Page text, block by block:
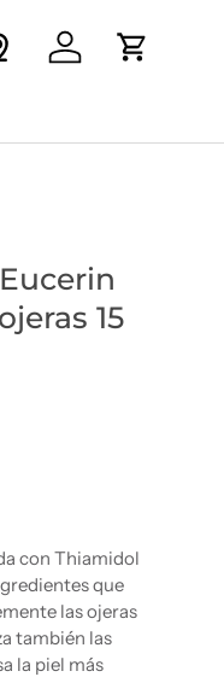
Iniciar sesión
Carrito
15
con Thiamidol
que
las ojeras
también las
la piel más